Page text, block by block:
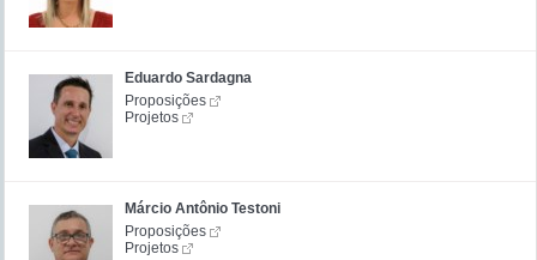
Eduardo Sardagna
Proposições
Projetos
Márcio Antônio Testoni
Proposições
Projetos